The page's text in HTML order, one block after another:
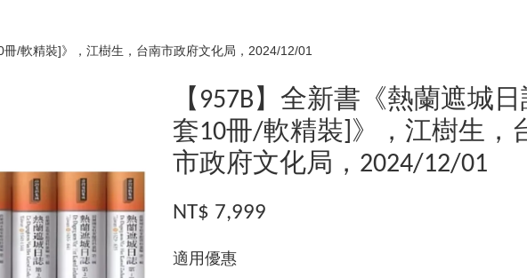
冊/軟精裝]》，江樹生，台南市政府文化局，2024/12/01
【957B】全新書《熱蘭遮城
套10冊/軟精裝]》，江樹生，
市政府文化局，2024/12/01
NT$ 7,999
適用優惠